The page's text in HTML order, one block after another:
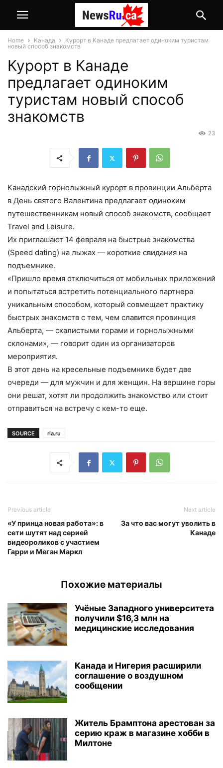
Home Канада
Курорт в Канаде предлагает одиноким туристам
новый способ знакомств
Курорт в Канаде
предлагает одиноким
туристам новый способ
знакомств
23
Канадский горнолыжный курорт в провинции Альберта
в День святого Валентина предлагает одиноким
путешественникам новый способ знакомств, сообщает
Travel and Leisure.
Их приглашают 14 февраля на быстрые знакомства
(Speed dating) на лыжах — короткие свидания на
подъемнике.
«Пришло время отключиться от мобильных приложений
и попытаться встретить потенциального партнера
уникальным способом, который совмещает практику
быстрых знакомств с тем, чем славится провинция
Альберта, — скалистыми горами и горнолыжными
склонами», — говорит один из организаторов
мероприятия.
В этот день на кресельные подъемнике будет две
очереди — для мужчин и для женщин. На вершине горы
они решат, хотят ли продолжить знакомство или стоит
отправиться на встречу с кем-то еще.
SOURCE ria.ru
Previous article
«У принца новая работа»: в
сети шутят над серией
видеороликов с участием
Гарри и Меган Маркл
Next article
За что вас могут уволить в
Канаде
Похожие материалы
Учёные Западного университета
получили $16,3 млн на
медицинские исследования
Канада и Нигерия расширили
соглашение о воздушном
сообщении
Житель Брамптона арестован за
серию краж в магазине хобби в
Милтоне